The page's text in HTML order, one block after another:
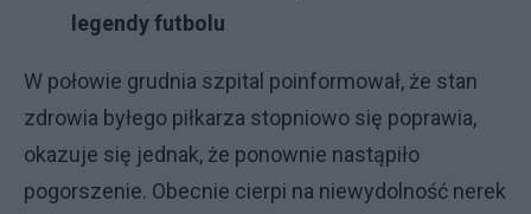
legendy futbolu
W połowie grudnia szpital poinformował, że stan
zdrowia byłego piłkarza stopniowo się poprawia,
okazuje się jednak, że ponownie nastąpiło
pogorszenie. Obecnie cierpi na niewydolność nerek